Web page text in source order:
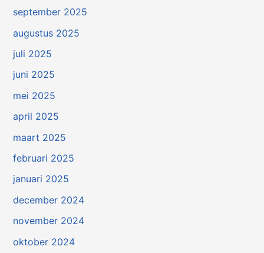
september 2025
augustus 2025
juli 2025
juni 2025
mei 2025
april 2025
maart 2025
februari 2025
januari 2025
december 2024
november 2024
oktober 2024